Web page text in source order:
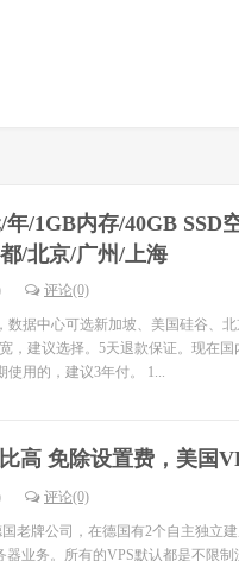
年/1GB内存/40GB SSD
/北京/广州/上海
评论(0)
数据中心可选新加坡、美国硅谷、
，建议选择。5天退款保证。现在
用的，建议3年付。 1...
高 免除设置费，美国
评论(0)
国老牌公司，在德国有2个自主独立
器业务。所有的VPS默认都是不限